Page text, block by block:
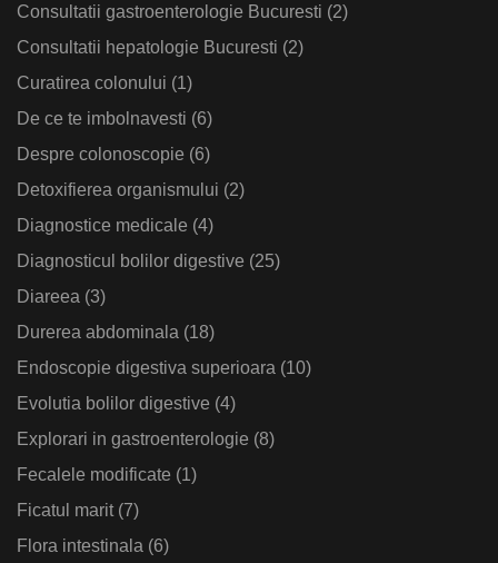
Consultatii gastroenterologie Bucuresti (2)
Consultatii hepatologie Bucuresti (2)
Curatirea colonului (1)
De ce te imbolnavesti (6)
Despre colonoscopie (6)
Detoxifierea organismului (2)
Diagnostice medicale (4)
Diagnosticul bolilor digestive (25)
Diareea (3)
Durerea abdominala (18)
Endoscopie digestiva superioara (10)
Evolutia bolilor digestive (4)
Explorari in gastroenterologie (8)
Fecalele modificate (1)
Ficatul marit(7)
Flora intestinala (6)